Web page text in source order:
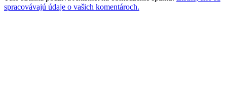
spracovávajú údaje o vašich komentároch.